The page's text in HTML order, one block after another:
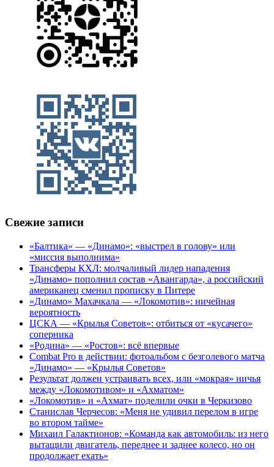
Свежие записи
«Балтика» — «Динамо»: «выстрел в голову» или
«миссия выполнима»
Трансферы КХЛ: молчаливый лидер нападения
«Динамо» пополнил состав «Авангарда», а российский
американец сменил прописку в Питере
«Динамо» Махачкала — «Локомотив»: ничейная
вероятность
ЦСКА — «Крылья Советов»: отбиться от «кусачего»
соперника
«Родина» — «Ростов»: всё впервые
Combat Pro в действии: фотоальбом с безголевого матча
«Динамо» — «Крылья Советов»
Результат должен устраивать всех, или «мокрая» ничья
между «Локомотивом» и «Ахматом»
«Локомотив» и «Ахмат» поделили очки в Черкизово
Станислав Черчесов: «Меня не удивил перелом в игре
во втором тайме»
Михаил Галактионов: «Команда как автомобиль: из него
вытащили двигатель, переднее и заднее колесо, но он
продолжает ехать»